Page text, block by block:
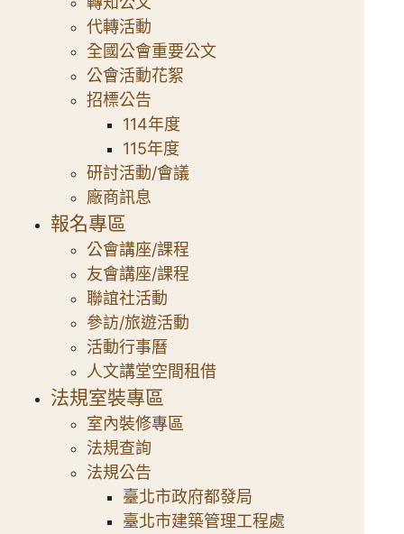
代轉活動
全國公會重要公文
公會活動花絮
招標公告
114年度
115年度
研討活動/會議
廠商訊息
報名專區
公會講座/課程
友會講座/課程
聯誼社活動
參訪/旅遊活動
活動行事曆
人文講堂空間租借
法規室裝專區
室內裝修專區
法規查詢
法規公告
臺北市政府都發局
臺北市建築管理工程處